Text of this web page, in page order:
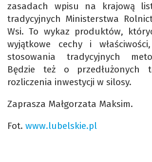
zasadach wpisu na krajową
tradycyjnych Ministerstwa
Wsi. To wykaz produktów,
wyjątkowe cechy i
stosowania tradycyjnych
Będzie też o przedłużonych
rozliczenia inwestycji w silosy.
Zaprasza Małgorzata Maksim.
Fot. www.lubelskie.pl